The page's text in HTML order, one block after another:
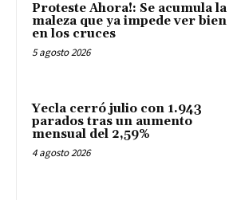
Proteste Ahora!: Se acumula la
maleza que ya impede ver bien
en los cruces
5 agosto 2026
Yecla cerró julio con 1.943
parados tras un aumento
mensual del 2,59%
4 agosto 2026